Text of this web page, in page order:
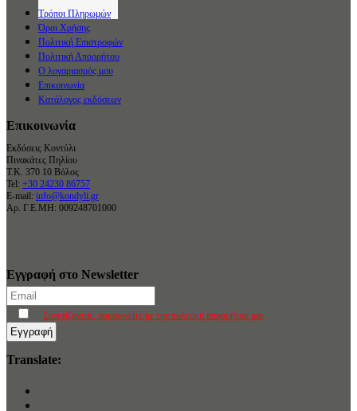
Τρόποι Πληρωμών
Όροι Χρήσης
Πολιτική Επιστροφών
Πολιτική Απορρήτου
Ο λογαριασμός μου
Επικοινωνία
Κατάλογος εκδόσεων
Επικοινωνία
Εκδόσεις Κοντύλι
Πινακάτες Πηλίου
Τ.Κ. 370 10 Βόλος
Tel: +30 24230 86757
E-mail: info@kondyli.gr
Αρ. Γ.Ε.ΜΗ: 009248701000
Εγγραφή στο Newsletter
Συνεχίζοντας, συμφωνείτε με την πολιτική απορρήτου μας
Translate: